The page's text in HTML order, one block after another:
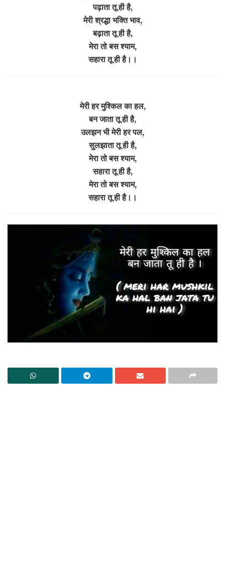
पढ़ाता तू ही है,
मेरी श्रद्धा भक्ति भाव,
बढ़ाता तू ही है,
मेरा तो बस श्याम,
सहारा तू ही है।।
मेरी हर मुश्किल का हल,
बन जाता तू ही है,
उलझन भी मेरी हर पल,
सुलझाता तू ही है,
मेरा तो बस श्याम,
सहारा तू ही है,
मेरा तो बस श्याम,
सहारा तू ही है।।